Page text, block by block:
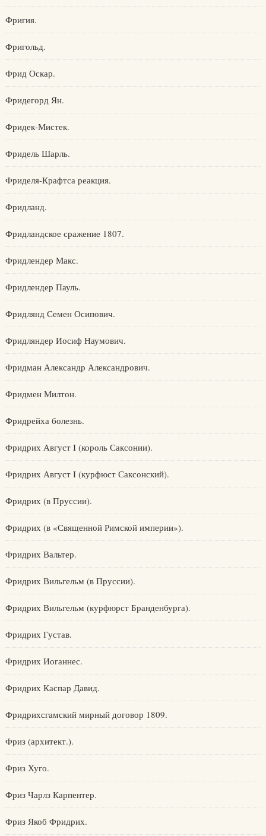
Фригия.
Фригольд.
Фрид Оскар.
Фридегорд Ян.
Фридек-Мистек.
Фридель Шарль.
Фриделя-Крафтса реакция.
Фридланд.
Фридландское сражение 1807.
Фридлендер Макс.
Фридлендер Пауль.
Фридлянд Семен Осипович.
Фридляндер Иосиф Наумович.
Фридман Александр Александрович.
Фридмен Милтон.
Фридрейха болезнь.
Фридрих Август I (король Саксонии).
Фридрих Август I (курфюст Саксонский).
Фридрих (в Пруссии).
Фридрих (в «Священной Римской империи»).
Фридрих Вальтер.
Фридрих Вильгельм (в Пруссии).
Фридрих Вильгельм (курфюрст Бранденбурга).
Фридрих Густав.
Фридрих Иоганнес.
Фридрих Каспар Давид.
Фридрихсгамский мирный договор 1809.
Фриз (архитект.).
Фриз Хуго.
Фриз Чарлз Карпентер.
Фриз Якоб Фридрих.